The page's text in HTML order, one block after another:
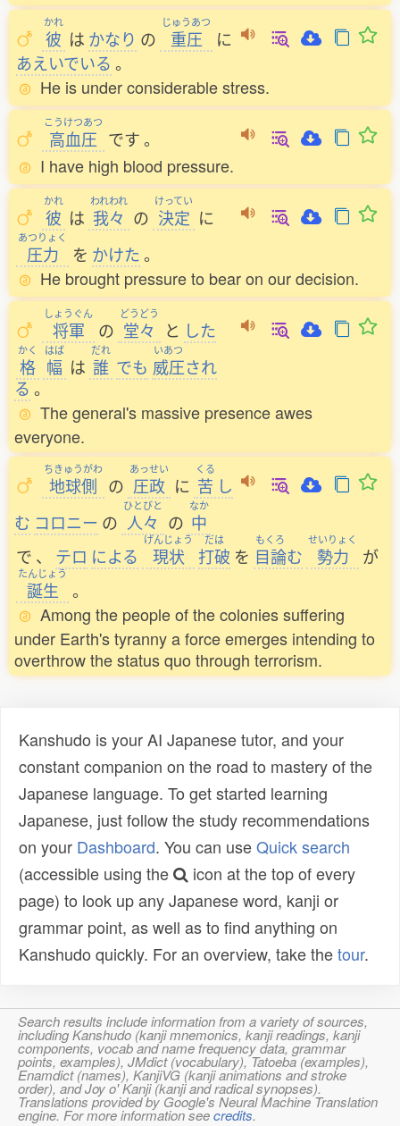
かれ
彼 は かなり の
じゅうあつ
重圧
に
あえいでいる 。
He is under considerable stress.
こうけつあつ
高血圧 です。
I have high blood pressure.
かれ
彼 は
われわれ
我々 の
けってい
決定 に
あつりょく
圧力 を かけた。
He brought pressure to bear on our decision.
しょうぐん
将軍 の
どうどう
堂々 と した
かく
格
はば
幅 は
だれ
誰 でも
いあつ
威圧され
る 。
The general's massive presence awes
everyone.
ちきゅうがわ
地球側 の
あっせい
圧政 に
くる
苦 し
む コロニー の
ひとびと
人々 の
なか
中
で 、 テロ による
げんじょう
現状
だは
打破 を
もくろ
目論む
せいりょく
勢力 が
たんじょう
誕生
。
Among the people of the colonies suffering
under Earth's tyranny a force emerges intending to
overthrow the status quo through terrorism.
Kanshudo is your AI Japanese tutor, and your
constant companion on the road to mastery of the
Japanese language. To get started learning
Japanese, just follow the study recommendations
on your Dashboard. You can useQuick search
(accessible using the
icon at the top of every
page) to look up any Japanese word, kanji or
grammar point, as well as to find anything on
Kanshudo quickly. For an overview, take thetour.
Search results include information from a variety of sources,
including Kanshudo (kanji mnemonics, kanji readings, kanji
components, vocab and name frequency data, grammar
points, examples), JMdict (vocabulary), Tatoeba (examples),
Enamdict (names), KanjiVG (kanji animations and stroke
order), and Joy o' Kanji (kanji and radical synopses).
Translations provided by Google's Neural Machine Translation
engine. For more information seecredits.